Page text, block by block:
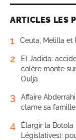
ARTICLES LES
1 Ceuta, Melilla et
2
El Jadida:
colère monte
Oulja
3
Affaire
clame sa
4
Élargir la Botola
Législatives):